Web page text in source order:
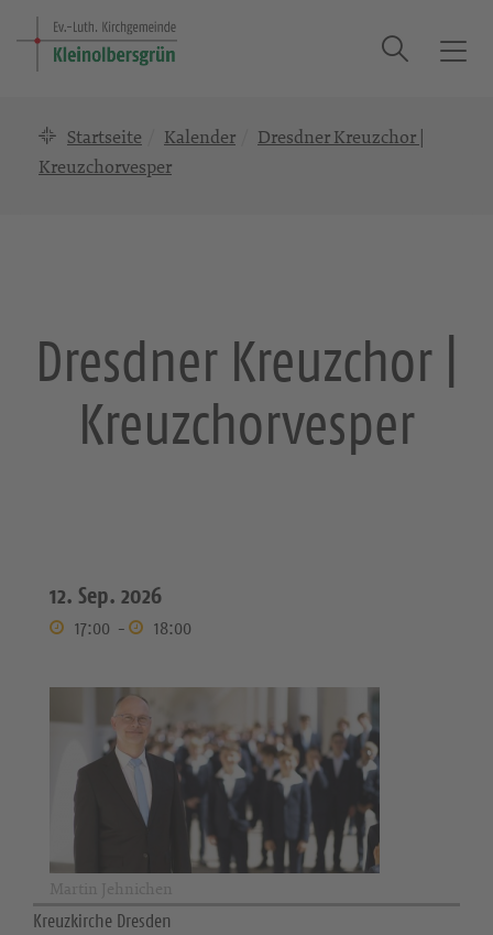
T
Suche
Startseite Kalender
Dresdner Kreuzchor |
Kreuzchorvesper
Dresdner Kreuzchor |
Kreuzchorvesper
12. Sep. 2026
17:00 - 18:00
Kreuzkirche Dresden